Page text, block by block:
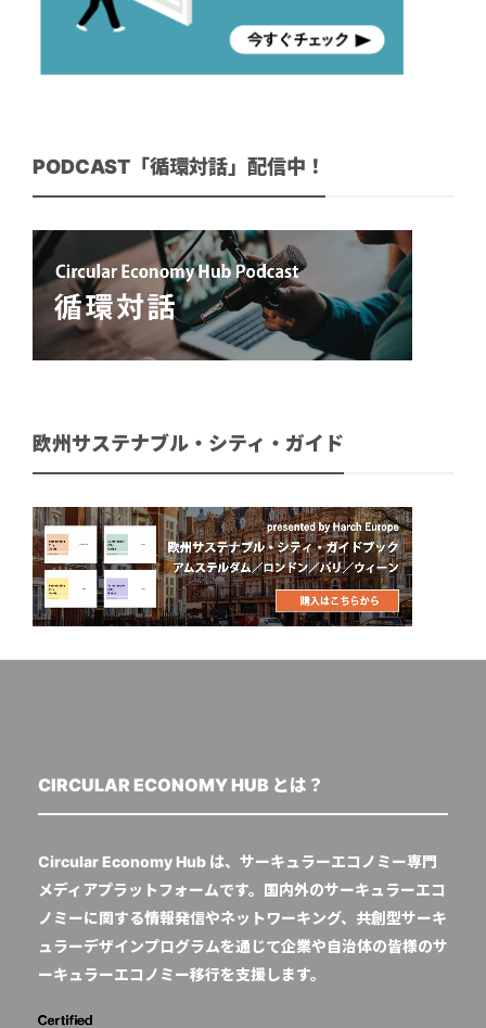
PODCAST「循環対話」配信中！
欧州サステナブル・シティ・ガイド
CIRCULAR ECONOMY HUB とは？
Circular Economy Hub は、サーキュラーエコノミー専門
メディアプラットフォームです。国内外のサーキュラーエコ
ノミーに関する情報発信やネットワーキング、共創型サーキ
ュラーデザインプログラムを通じて企業や自治体の皆様のサ
ーキュラーエコノミー移行を支援します。